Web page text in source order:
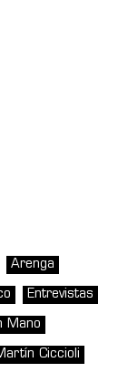
Arenga
Entrevistas
Mano
Ciccioli